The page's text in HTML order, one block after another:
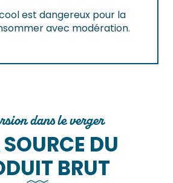
est dangereux pour la
avec modération.
dans le verger
DU
BRUT